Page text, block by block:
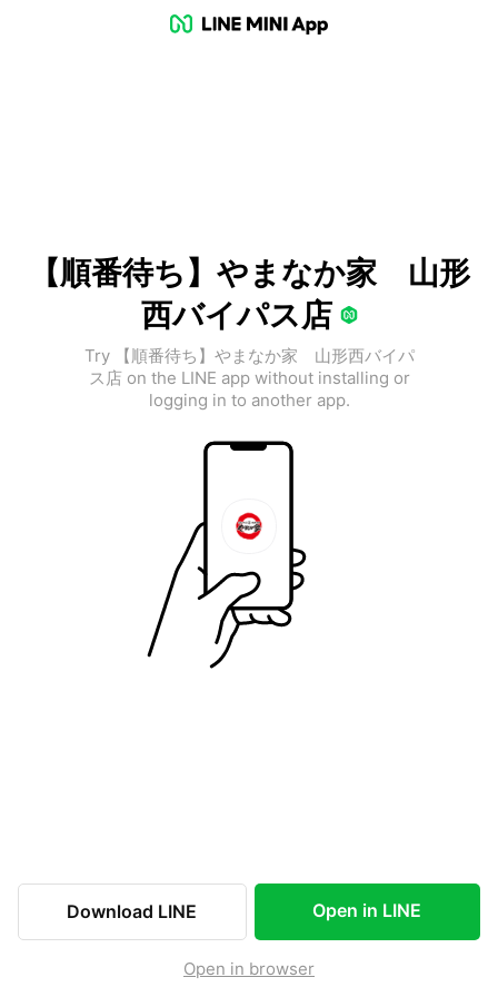
【順番待ち】やまなか家 山形
西バイパス店
Try 【順番待ち】やまなか家 山形西バイパ
ス店 on the LINE app without installing or
logging in to another app.
Download LINE Open in LINE
Open in browser